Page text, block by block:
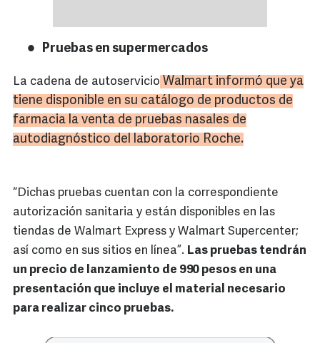
Pruebas en supermercados
La cadena de autoservicio Walmart informó que ya
tiene disponible en su catálogo de productos de
farmacia la venta de pruebas nasales de
autodiagnóstico del laboratorio Roche.
“Dichas pruebas cuentan con la correspondiente
autorización sanitaria y están disponibles en las
tiendas de Walmart Express y Walmart Supercenter;
así como en sus sitios en línea”. Las pruebas tendrán
un precio de lanzamiento de 990 pesos en una
presentación que incluye el material necesario
para realizar cinco pruebas.